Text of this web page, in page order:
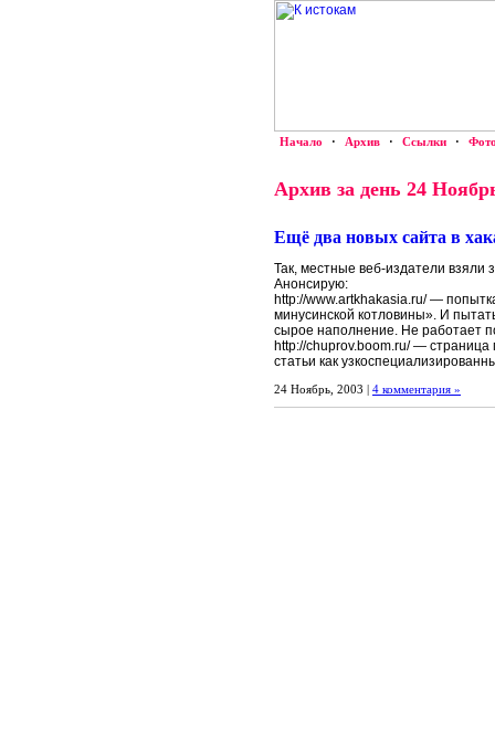
Начало · Архив · Ссылки ·
Архив за день 24
Ещё два новых сайта в
Так, местные веб-издатели взяли
Анонсирую:
http://www.artkhakasia.ru/ —
минусинской котловины». И
сырое наполнение. Не работает
http://chuprov.boom.ru/ — страница
статьи как
24 Ноябрь, 2003 | 4 комментария »